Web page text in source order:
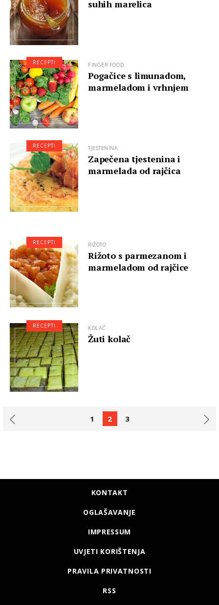
suhih marelica
FINGER FOOD
Pogačice s limunadom,
marmeladom i vrhnjem
RECEPTI
TJESTENINA
Zapečena tjestenina i
marmelada od rajčica
RECEPTI
RIŽOTO
Rižoto s parmezanom i
marmeladom od rajčice
RECEPTI
KOLAČ
Žuti kolač
RECEPTI
1 2 3
KONTAKT
OGLAŠAVANJE
IMPRESSUM
UVJETI KORIŠTENJA
PRAVILA PRIVATNOSTI
RSS